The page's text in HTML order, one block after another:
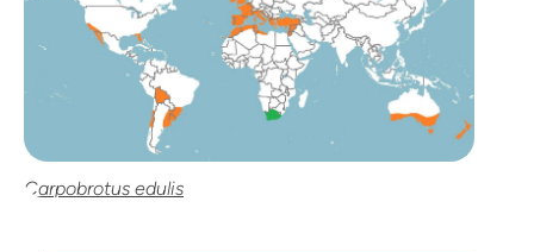
Carpobrotus edulis